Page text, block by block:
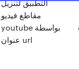
التطبيق لتنزيل
مقاطع فيديو
youtube بواسطة
عنوان url